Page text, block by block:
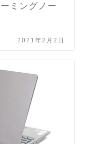
ミングノー
2021年2月2日